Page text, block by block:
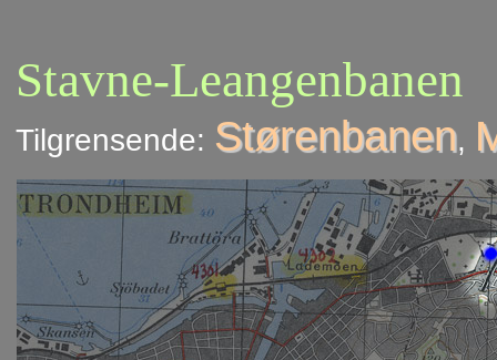
Stavne-Leangenbanen
Tilgrensende: Størenbanen,